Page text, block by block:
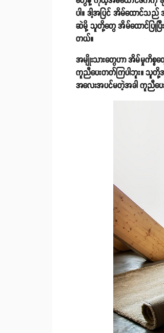
ပါ။ ဒါ့အပြင် အိမ်ထောင်
ဆဲမို့ သူတို့တွေ အိမ်ထောင်ပြုပြီ
တယ်။
အမျိုးသားတွေဟာ အိမ်မှုကိစ္စ
ကူညီပေးတတ်ကြပါဘူး။ သူတို့အ
အလေးအပင်မတဲ့အခါ ကူညီပေ